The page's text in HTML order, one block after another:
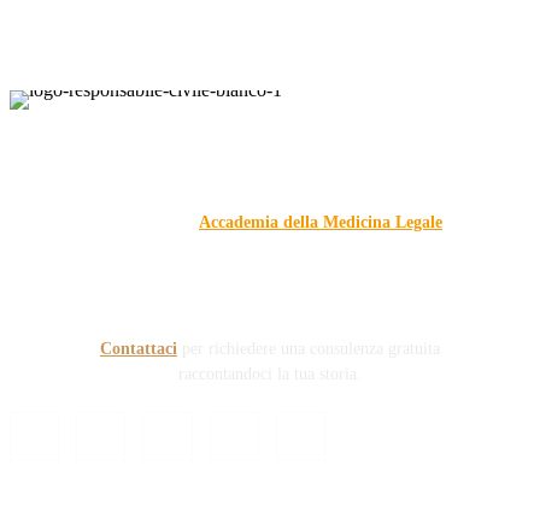
Accademia della Medicina Legale
Contattaci